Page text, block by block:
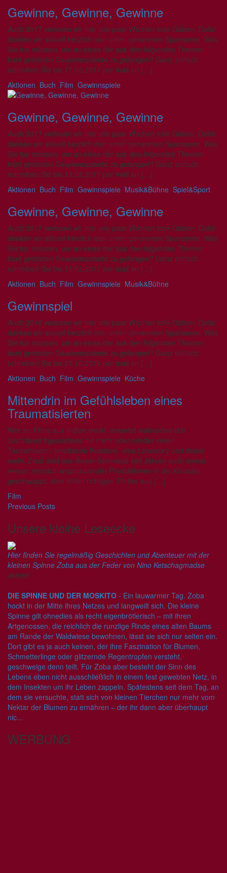
Gewinne, Gewinne, Gewinne
Auch 2017 verlosen wir hier alle paar Wochen tolle Gaben. Dafür
danken wir aktuell herzlich den unten genannten Sponsoren. Was
Sie tun müssen, um an eines der aus den folgenden Themen
bunt gemixten Gewinnerpakete zu gelangen? Ganz einfach:
schreiben Sie bis 17.08.2017 per mail an […]
Aktionen, Buch, Film, Gewinnspiele
Gewinne, Gewinne, Gewinne
Auch 2017 verlosen wir hier alle paar Wochen tolle Gaben. Dafür
danken wir aktuell herzlich den unten genannten Sponsoren. Was
Sie tun müssen, um an eines der aus den folgenden Themen
bunt gemixten Gewinnerpakete zu gelangen? Ganz einfach:
schreiben Sie bis 15.05.2017 per mail an […]
Aktionen, Buch, Film, Gewinnspiele, Musik&Bühne, Spiel&Sport
Gewinne, Gewinne, Gewinne
Auch 2017 verlosen wir hier alle paar Wochen tolle Gaben. Dafür
danken wir aktuell herzlich den unten genannten Sponsoren. Was
Sie tun müssen, um an eines der aus den folgenden Themen
bunt gemixten Gewinnerpakete zu gelangen? Ganz einfach:
schreiben Sie bis 15.02.2017 per mail an […]
Aktionen, Buch, Film, Gewinnspiele, Musik&Bühne
Gewinnspiel
Auch 2016 verlosen wir hier alle paar Wochen tolle Gaben. Dafür
danken wir aktuell herzlich den unten genannten Sponsoren. Was
Sie tun müssen, um an eines der aus den folgenden Themen
bunt gemixten Gewinnerpakete zu gelangen? Ganz einfach:
schreiben Sie bis 25.10.2016 per mail an […]
Aktionen, Buch, Film, Gewinnspiele, Küche
Mittendrin im Gefühlsleben eines
Traumatisierten
Wer an Filme aus Indien denkt, erwartet wahrscheinlich
zuvörderst irgendetwas mit mehr oder minder vielen
Tanzeinlagen, knallbunte Kostüme, eine Lovestory und derlei
mehr. Zwar sind aus dieser Schmiede seit Jahren auch immer
wieder ziemlich anspruchsvolle Produktionen in die Kinosäle
geschwappt, aber einen richtigen Thriller aus […]
Film
Previous Posts
Unsere kleine Leseecke
Hier finden Sie regelmäßig Geschichten und Abenteuer mit der
kleinen Spinne Zoba aus der Feder von Nino Ketschagmadse -
aktuell:
DIE SPINNE UND DER MOSKITO - Ein lauwarmer Tag. Zoba
hockt in der Mitte ihres Netzes und langweilt sich. Die kleine
Spinne gilt ohnedies als recht eigenbrötlerisch – mit ihren
Artgenossen, die reichlich die runzlige Rinde eines alten Baums
am Rande der Waldwiese bewohnen, lässt sie sich nur selten ein.
Dort gibt es ja auch keinen, der ihre Faszination für Blumen,
Schmetterlinge oder glitzernde Regentropfen versteht,
geschweige denn teilt. Für Zoba aber besteht der Sinn des
Lebens eben nicht ausschließlich in einem fest gewebten Netz, in
dem Insekten um ihr Leben zappeln. Spätestens seit dem Tag, an
dem sie versuchte, statt sich von kleinen Tierchen nur mehr vom
Nektar der Blumen zu ernähren – der ihr dann aber überhaupt
nic...
WERBUNG